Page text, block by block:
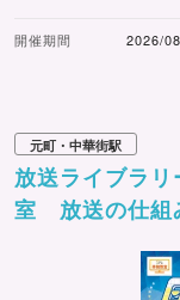
開催期間 2026/
元町・中華街駅
放送ライブラ
室 放送の仕組